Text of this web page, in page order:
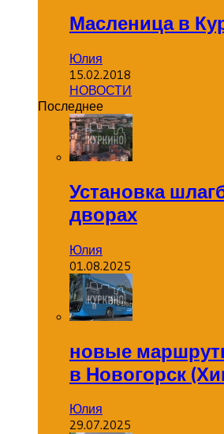
Масленица в
Юлия
15.02.2018
НОВОСТИ
Последнее
Установка
дворах
Юлия
01.08.2025
новые
в Новогорск
Юлия
29.07.2025